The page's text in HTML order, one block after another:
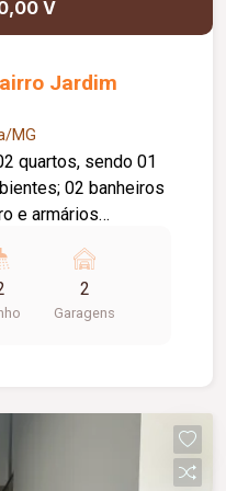
V
Jardim
MG
02 banheiros
e armários
gourmet com
de garagem
Construção em
térmico e
Sistema de
2
Garagens